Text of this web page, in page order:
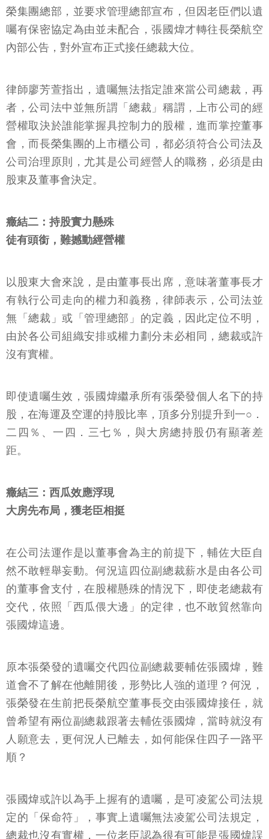
榮集團總部，並要求管理總部宣布，但因老臣們以遺
囑有保密協定為由並未配合，張國煒才轉往長榮航空
內部公告，對外宣布正式接任總裁大位。
律師廖芳萱指出，遺囑無法指定誰來當公司總裁，再
者，公司法中並無所謂「總裁」稱謂，上市公司的經
營權取決於誰能掌握具控制力的股權，進而掌控董事
會，而長榮集團的上市櫃公司，都必須符合公司法及
公司治理原則，尤其是公司經營人的職務，必須是由
股東及董事會決定。
癥結二：持股實力懸殊
徒有頭銜，難撼動經營權
以股東大會來說，是由董事長出席，意味著董事長才
有執行公司走向的權力和義務，律師表示，公司法並
無「總裁」或「管理總部」的定義，因此定位不明，
由於各公司組織安排或權力劃分未必相同，總裁或許
沒有實權。
即使遺囑生效，張國煒繼承所有張榮發個人名下的持
股，在海運及空運的持股比率，頂多分別提升到一○．
二四％、一四．三七％，與大房總持股仍有顯著差
距。
癥結三：西瓜效應浮現
大房先布局，獲老臣相挺
在公司法運作是以董事會為主的前提下，輔佐大臣自
然不敢輕舉妄動。何況這四位副總裁薪水是由各公司
的董事會支付，在股權懸殊的情況下，即使老總裁有
交代，依照「西瓜偎大邊」的定律，也不敢貿然靠向
張國煒這邊。
原本張榮發的遺囑交代四位副總裁要輔佐張國煒，難
道會不了解在他離開後，形勢比人強的道理？何況，
張榮發在生前把長榮航空董事長交由張國煒接任，就
曾希望有兩位副總裁跟著去輔佐張國煒，當時就沒有
人願意去，更何況人已離去，如何能保住四子一路平
順？
張國煒或許以為手上握有的遺囑，是可凌駕公司法規
定的「保命符」，事實上遺囑無法凌駕公司法規定，
總裁也沒有實權，一位老臣認為很有可能是張國煒誤